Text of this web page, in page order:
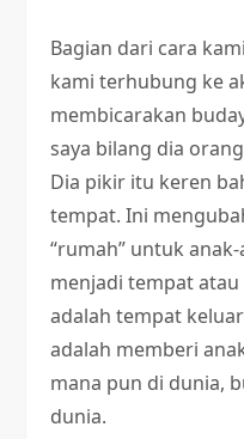
Bagian dari cara
kami terhubung ke
membicarakan
saya bilang dia
Dia pikir itu keren
tempat. Ini
“rumah” untuk
menjadi tempat
adalah tempat
adalah memberi
mana pun di dunia,
dunia.